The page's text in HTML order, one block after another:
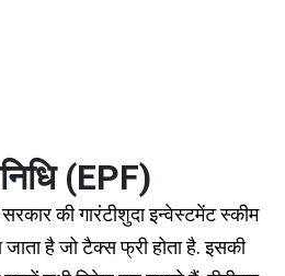
(EPF)
सरकार की गारंटीशुदा इन्वेस्टमेंट स्कीम
है जो टैक्स फ्री होता है. इसकी